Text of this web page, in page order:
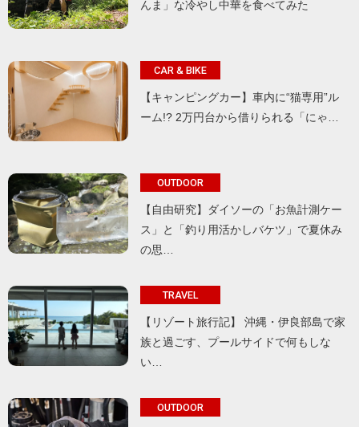
んま」な冷やし中華を食べてみた
CAR & BIKE
【キャンピングカー】車内に“猫専用”ル
ーム!? 2万円台から借りられる「にゃ…
OUTDOOR
【自由研究】ダイソーの「お魚計測ケー
ス」と「釣り用活かしバケツ」で夏休み
の思…
TRAVEL
【リゾート旅行記】 沖縄・伊良部島で家
族と過ごす、プールサイドで何もしな
い…
OUTDOOR